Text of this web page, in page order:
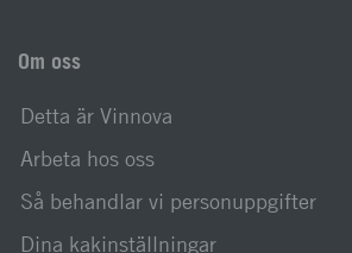
Om oss
Detta är Vinnova
Arbeta hos oss
Så behandlar vi personuppgifter
Dina kakinställningar